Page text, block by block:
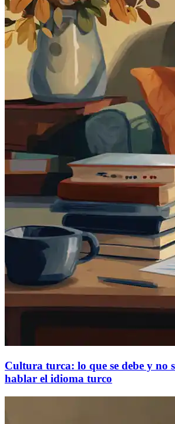
Cultura turca: lo que se debe y no
hablar el idioma turco